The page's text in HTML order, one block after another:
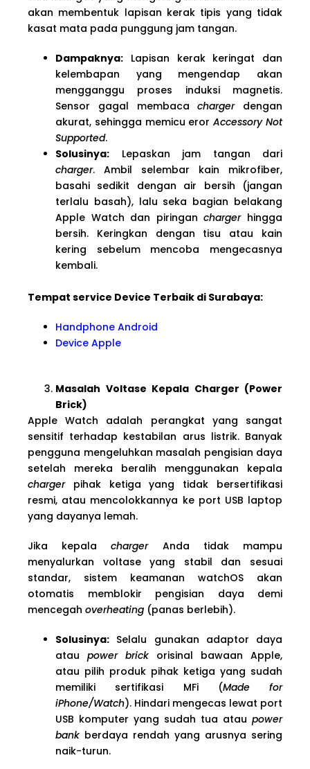
akan membentuk lapisan kerak tipis yang tidak
kasat mata pada punggung jam tangan.
Dampaknya: Lapisan kerak keringat dan
kelembapan yang mengendap akan
mengganggu proses induksi magnetis.
Sensor gagal membacachargerdengan
akurat, sehingga memicu erorAccessory Not
Supported.
Solusinya: Lepaskan jam tangan dari
charger. Ambil selembar kain mikrofiber,
basahi sedikit dengan air bersih (jangan
terlalu basah), lalu seka bagian belakang
Apple Watch dan piringanchargerhingga
bersih. Keringkan dengan tisu atau kain
kering sebelum mencoba mengecasnya
kembali.
Tempat service Device Terbaik di Surabaya:
Handphone Android
Device Apple
Masalah Voltase Kepala Charger (Power
Brick)
Apple Watch adalah perangkat yang sangat
sensitif terhadap kestabilan arus listrik. Banyak
pengguna mengeluhkan masalah pengisian daya
setelah mereka beralih menggunakan kepala
chargerpihak ketiga yang tidak bersertifikasi
resmi, atau mencolokkannya ke port USB laptop
yang dayanya lemah.
Jika kepalachargerAnda tidak mampu
menyalurkan voltase yang stabil dan sesuai
standar, sistem keamanan watchOS akan
otomatis memblokir pengisian daya demi
mencegah overheating (panas berlebih).
Solusinya: Selalu gunakan adaptor daya
atau power brick orisinal bawaan Apple,
atau pilih produk pihak ketiga yang sudah
memiliki sertifikasi MFi (Made for
iPhone/Watch). Hindari mengecas lewat port
USB komputer yang sudah tua atau power
bank berdaya rendah yang arusnya sering
naik-turun.